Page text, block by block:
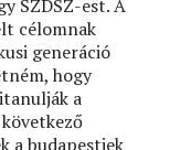
SZDSZ-est. A
célomnak
generáció
hogy
a
a budapestiek